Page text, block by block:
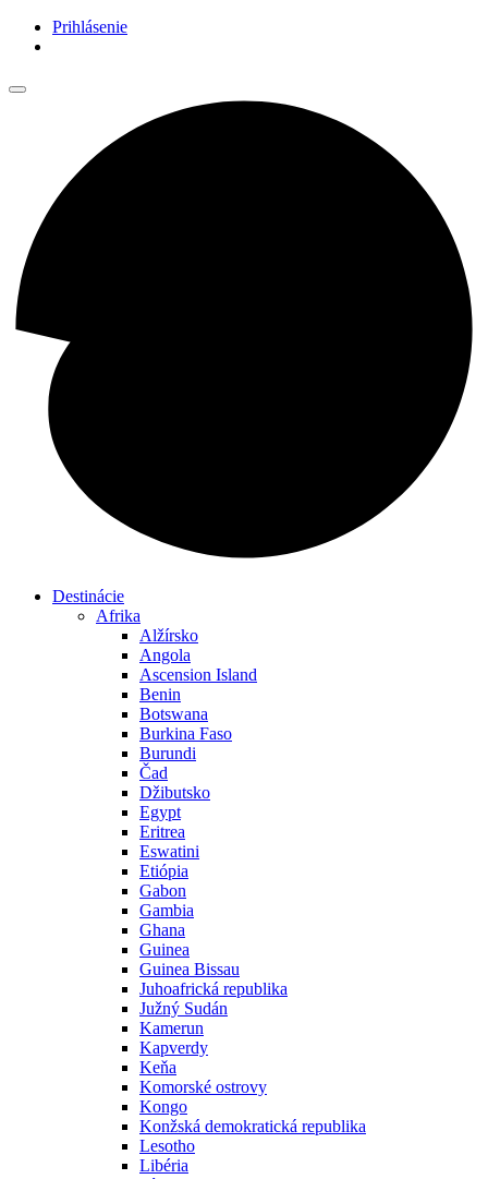
Prihlásenie
Destinácie
Afrika
Alžírsko
Angola
Ascension Island
Benin
Botswana
Burkina Faso
Burundi
Čad
Džibutsko
Egypt
Eritrea
Eswatini
Etiópia
Gabon
Gambia
Ghana
Guinea
Guinea Bissau
Juhoafrická republika
Južný Sudán
Kamerun
Kapverdy
Keňa
Komorské ostrovy
Kongo
Konžská demokratická republika
Lesotho
Libéria